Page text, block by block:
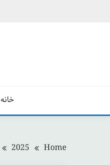
خانه
Home
2025